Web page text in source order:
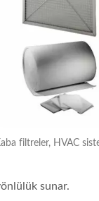
filtreler, HVAC
sunar.